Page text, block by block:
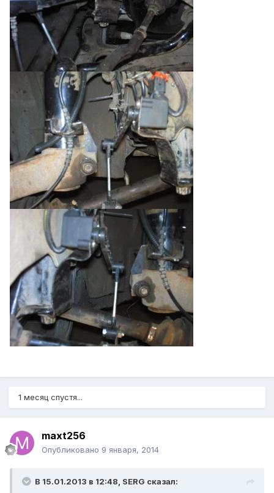
1 месяц спустя...
maxt256
Опубликовано 9 января, 2014
В 15.01.2013 в 12:48, SERG сказал: